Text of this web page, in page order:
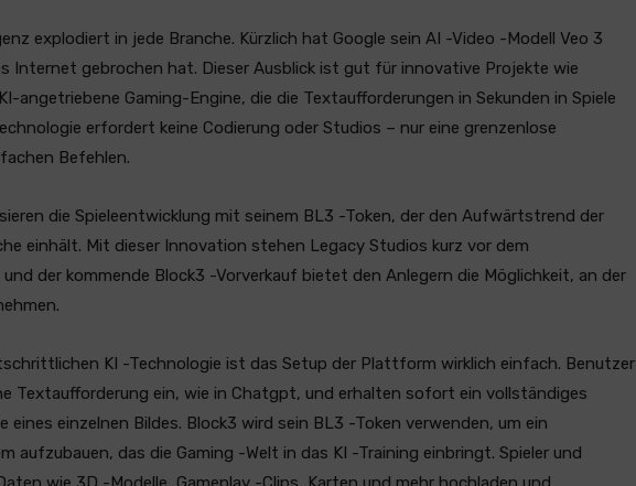
explodiert in jede Branche. Kürzlich hat Google sein AI -Video -Modell Veo 3
Internet gebrochen hat. Dieser Ausblick ist gut für innovative Projekte wie
angetriebene Gaming-Engine, die die Textaufforderungen in Sekunden in Spiele
erfordert keine Codierung oder Studios – nur eine grenzenlose
Befehlen.
die Spieleentwicklung mit seinem BL3 -Token, der den Aufwärtstrend der
einhält. Mit dieser Innovation stehen Legacy Studios kurz vor dem
der kommende Block3 -Vorverkauf bietet den Anlegern die Möglichkeit, an der
KI -Technologie ist das Setup der Plattform wirklich einfach. Benutzer
Textaufforderung ein, wie in Chatgpt, und erhalten sofort ein vollständiges
eines einzelnen Bildes. Block3 wird sein BL3 -Token verwenden, um ein
aufzubauen, das die Gaming -Welt in das KI -Training einbringt. Spieler und